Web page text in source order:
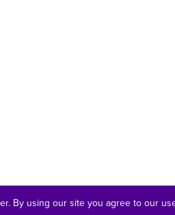
By using our site you agree to our